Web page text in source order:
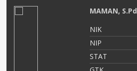
MAMAN, S.Pd
NIK
NIP
STAT